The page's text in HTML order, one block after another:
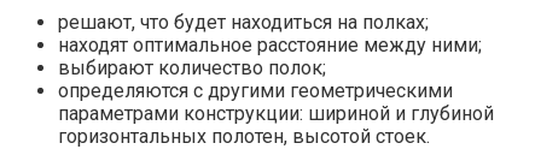
решают, что будет находиться на полках;
находят оптимальное расстояние между ними;
выбирают количество полок;
определяются с другими геометрическими
параметрами конструкции: шириной и глубиной
горизонтальных полотен, высотой стоек.